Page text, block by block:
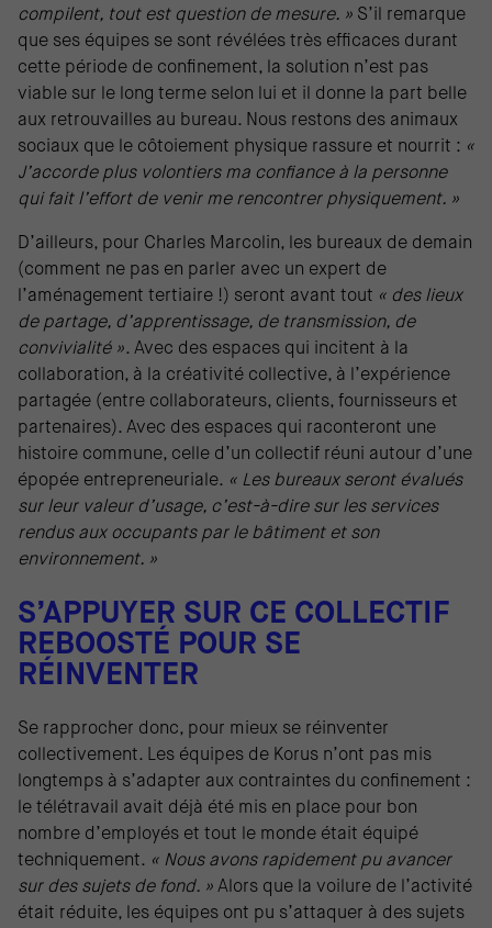
compilent, tout est question de mesure. » S’il remarque
que ses équipes se sont révélées très efficaces durant
cette période de confinement, la solution n’est pas
viable sur le long terme selon lui et il donne la part belle
aux retrouvailles au bureau. Nous restons des animaux
sociaux que le côtoiement physique rassure et nourrit : «
J’accorde plus volontiers ma confiance à la personne
qui fait l’effort de venir me rencontrer physiquement. »
D’ailleurs, pour Charles Marcolin, les bureaux de demain
(comment ne pas en parler avec un expert de
l’aménagement tertiaire !) seront avant tout « des lieux
de partage, d’apprentissage, de transmission, de
convivialité ». Avec des espaces qui incitent à la
collaboration, à la créativité collective, à l’expérience
partagée (entre collaborateurs, clients, fournisseurs et
partenaires). Avec des espaces qui raconteront une
histoire commune, celle d’un collectif réuni autour d’une
épopée entrepreneuriale. « Les bureaux seront évalués
sur leur valeur d’usage, c’est-à-dire sur les services
rendus aux occupants par le bâtiment et son
environnement. »
S’APPUYER SUR CE COLLECTIF
REBOOSTÉ POUR SE
RÉINVENTER
Se rapprocher donc, pour mieux se réinventer
collectivement. Les équipes de Korus n’ont pas mis
longtemps à s’adapter aux contraintes du confinement :
le télétravail avait déjà été mis en place pour bon
nombre d’employés et tout le monde était équipé
techniquement. « Nous avons rapidement pu avancer
sur des sujets de fond. » Alors que la voilure de l’activité
était réduite, les équipes ont pu s’attaquer à des sujets